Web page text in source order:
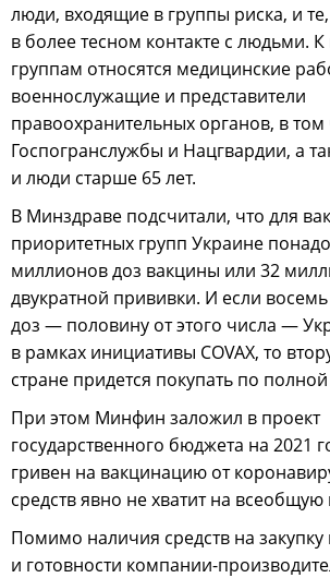
люди, входящие в группы риска, и те,
в более тесном контакте с людьми.
группам относятся медицинские
военнослужащие и представители
правоохранительных органов, в
Госпогранслужбы и Нацгвардии, а
и люди старше 65 лет.
В Минздраве подсчитали, что для
приоритетных групп Украине
миллионов доз вакцины или 32
двукратной прививки. И если
доз — половину от этого числа —
в рамках инициативы COVAX, то
стране придется покупать по
При этом Минфин заложил в проект
государственного бюджета на 2021
гривен на вакцинацию от
средств явно не хватит на
Помимо наличия средств на
и готовности компании-